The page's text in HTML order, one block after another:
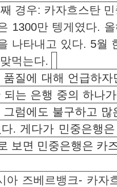
경우: 카자흐스탄
1300만 텡게였다.
나타내고 있다. 5월
먹는다.
품질에 대해 언급하자
되는 은행 중의 하나
그럼에도 불구하고
. 게다가 민중은행
보면 민중은행은 카
아 즈베르뱅크- 카자